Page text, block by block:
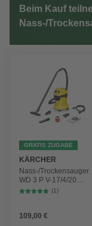
Beim Kauf
Nass-/
GRATIS ZUGABE
KÄRCHER
Nass-/Trockensauger
WD 3 P V-17/4/20
Workshop mit
(1)
109,00 €